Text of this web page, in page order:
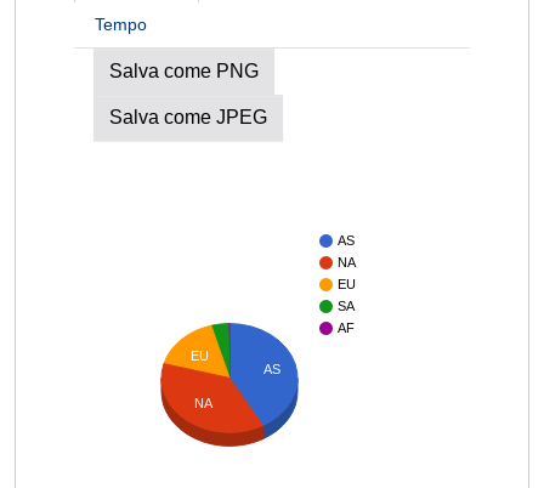
Tempo
Salva come PNG
Salva come JPEG
AS
NA
EU
SA
AF
AS
EU
NA